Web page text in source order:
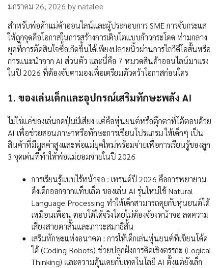
มกราคม 26, 2026 bynatalee
สำหรับพ่อค้าแม่ค้าออนไลน์และผู้ประกอบการ SME การจับกระแส
ให้ถูกจุดคือโอกาสในการสร้างการเติบโตแบบก้าวกระโดด ท่ามกลาง
ยุคที่การตัดสินใจซื้อเกิดขึ้นได้เพียงปลายนิ้วผ่านการไถวิดีโอสั้นหรือ
การแนะนำจาก AI ส่วนตัว และนี่คือ 7 หมวดสินค้าออนไลน์มาแรง
ในปี 2026 ที่ต้องจับตามองเพื่อเตรียมตัวคว้าโอกาสก่อนใคร
1. ของเล่นเด็กและอุปกรณ์เสริมทักษะพลัง AI
ไม่ใช่แค่ของเล่นกดปุ่มมีเสียง แต่คือหุ่นยนต์หรือตุ๊กตาที่โต้ตอบด้วย
AI เพื่อช่วยสอนภาษาหรือทักษะการเขียนโปรแกรม ให้เด็กๆ เป็น
สินค้าที่มีมูลค่าสูงและพ่อแม่ยุคใหม่พร้อมจ่ายเพื่อการเรียนรู้ของลูก
3 จุดเด่นที่ทำให้พ่อแม่ยอมจ่ายในปี 2026
การเรียนรู้แบบไร้หน้าจอ : เทรนด์ปี 2026 คือการพยายาม
ดึงเด็กออกจากแท็บเล็ต ของเล่น AI รุ่นใหม่ใช้ Natural
Language Processing ทำให้เด็กสามารถคุยกับหุ่นยนต์ได้
เหมือนเพื่อน ตอบโต้ได้จริงโดยไม่ต้องจ้องหน้าจอ ลดความ
เสี่ยงสายตาสั้นและภาวะสมาธิสั้น
เสริมทักษะแห่งอนาคต : การให้เด็กเล่นหุ่นยนต์ที่เขียนโค้ด
ได้ (Coding Robots) ช่วยปลูกฝังการคิดเชิงตรรกะ (Logical
Thinking) และความคุ้นเคยกับเทคโนโลยี AI ตั้งแต่ยังเล็ก